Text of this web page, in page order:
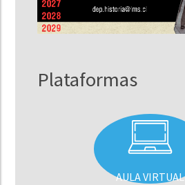
Plataformas
AULA VIRTUAL